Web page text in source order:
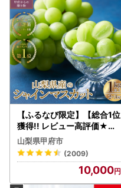
【ふるなび限定】【総合1位
獲得!! レビュー高評価★】
〈2026年度配送分〉山梨
県産 シャインマスカット 2
～3房（1.0kg以上）シャイ
ン フルーツ FN-Limited-S
P
山梨県甲府市
(2009)
10,000